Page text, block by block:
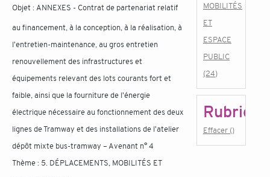
Objet : ANNEXES - Contrat de partenariat relatif
au financement, à la conception, à la réalisation, à
l'entretien-maintenance, au gros entretien
renouvellement des infrastructures et
équipements relevant des lots courants fort et
faible, ainsi que la fourniture de l'énergie
électrique nécessaire au fonctionnement des deux
lignes de Tramway et des installations de l'atelier
dépôt mixte bus-tramway – Avenant n° 4
Thème : 5. DÉPLACEMENTS, MOBILITÉS ET
MOBILITÉS
ET
ESPACE
PUBLIC
(24)
Rubrique
Effacer ()